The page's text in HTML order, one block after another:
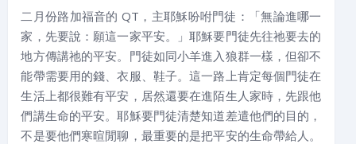
二月份路加福音的 QT，主耶穌吩咐門徒：「無論進哪一
家，先要說：願這一家平安。」耶穌要門徒先往祂要去的
地方傳講祂的平安。門徒如同小羊進入狼群一樣，但卻不
能帶需要用的錢、衣服、鞋子。這一路上肯定每個門徒在
生活上都很難有平安，居然還要在進陌生人家時，先跟他
們講生命的平安。耶穌要門徒清楚知道差遣他們的目的，
不是要他們寒暄閒聊，最重要的是把平安的生命帶給人。